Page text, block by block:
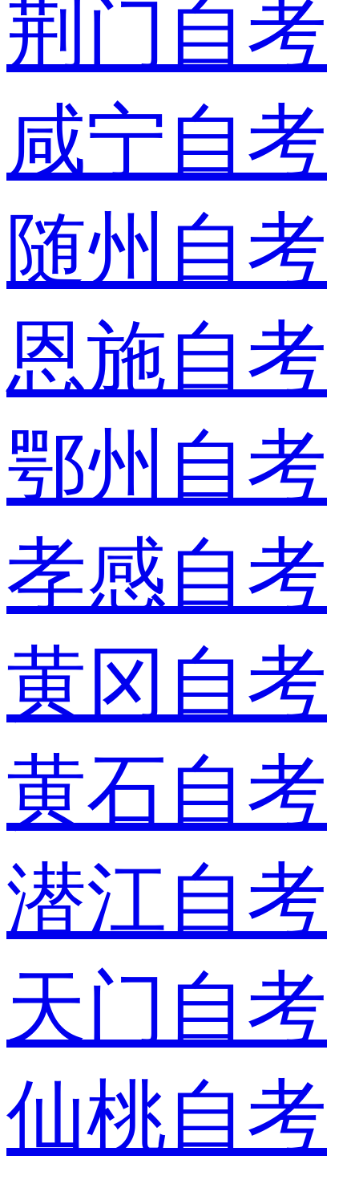
荆门自考
咸宁自考
随州自考
恩施自考
鄂州自考
孝感自考
黄冈自考
黄石自考
潜江自考
天门自考
仙桃自考